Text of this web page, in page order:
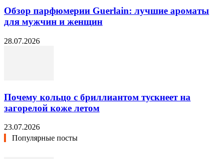
Обзор парфюмерии Guerlain: лучшие ароматы
для мужчин и женщин
28.07.2026
Почему кольцо с бриллиантом тускнеет на
загорелой коже летом
23.07.2026
Популярные посты